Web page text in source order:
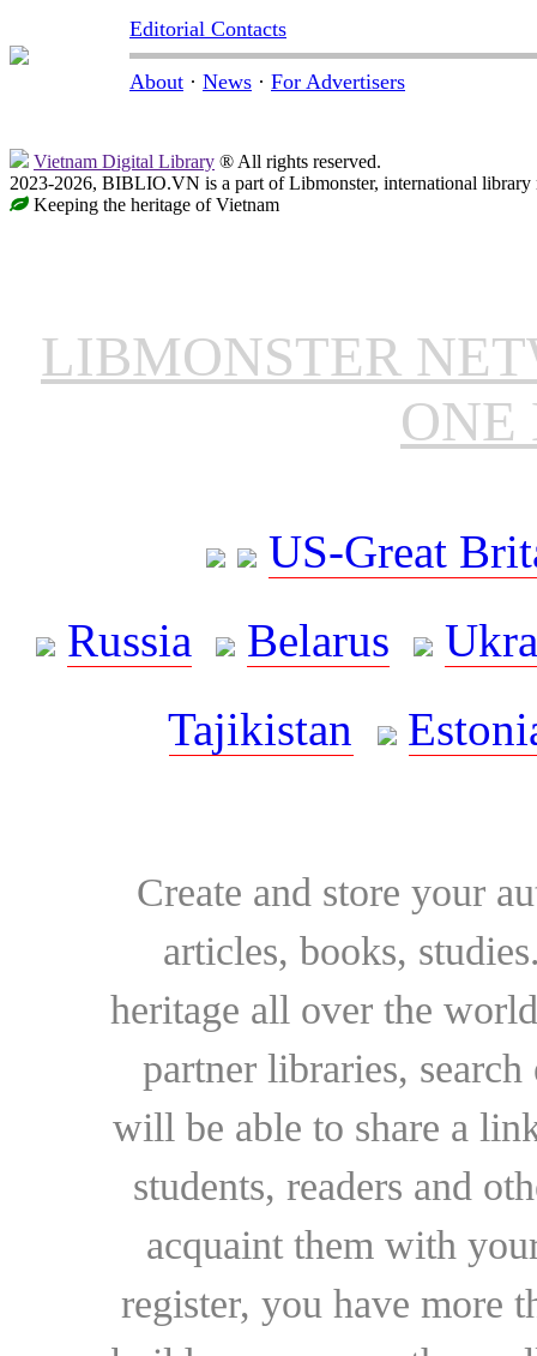
Editorial Contacts
About · News · For Advertisers
Vietnam Digital Library ® All rights reserved.
2023-2026, BIBLIO.VN is a part of Libmonster, international library
Keeping the heritage of Vietnam
LIBMONSTER
ONE
US-Great
Russia
Belarus
Tajikistan
Create and store your
articles, books,
heritage all over the
partner libraries,
will be able to share a
students, readers and
acquaint them with
register, you have more